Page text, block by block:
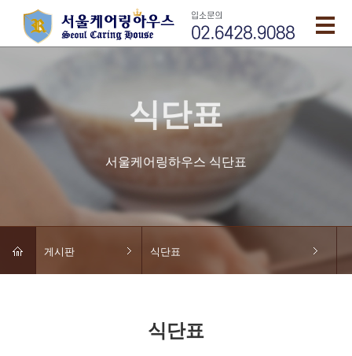
식단표
서울케어링하우스 식단표
게시판 식단표
식단표